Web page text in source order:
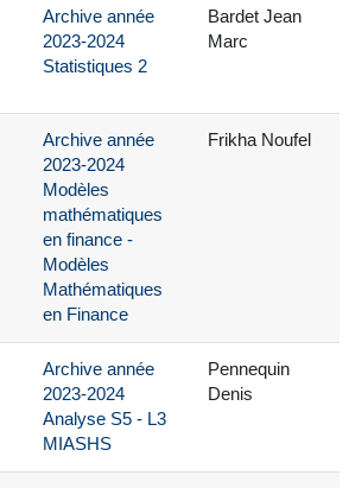
Archive année
2023-2024
Statistiques 2
Bardet Jean
Marc
Archive année
2023-2024
Modèles
mathématiques
en finance -
Modèles
Mathématiques
en Finance
Frikha Noufel
Archive année
2023-2024
Analyse S5 - L3
MIASHS
Pennequin
Denis